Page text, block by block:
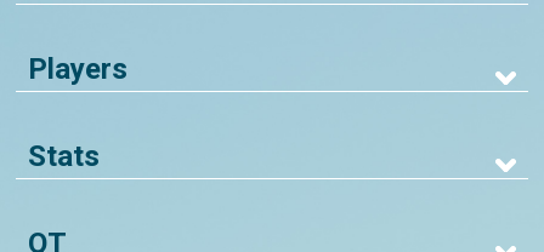
Players
Stats
QT